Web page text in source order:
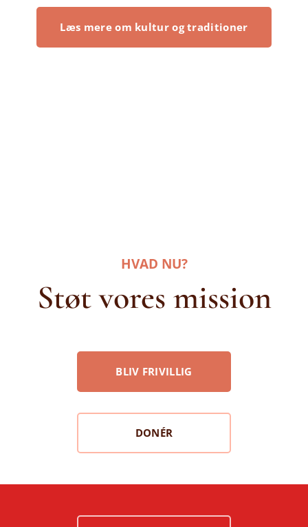
Læs mere om kultur og traditioner
HVAD NU?
Støt vores mission
BLIV FRIVILLIG
DONÉR